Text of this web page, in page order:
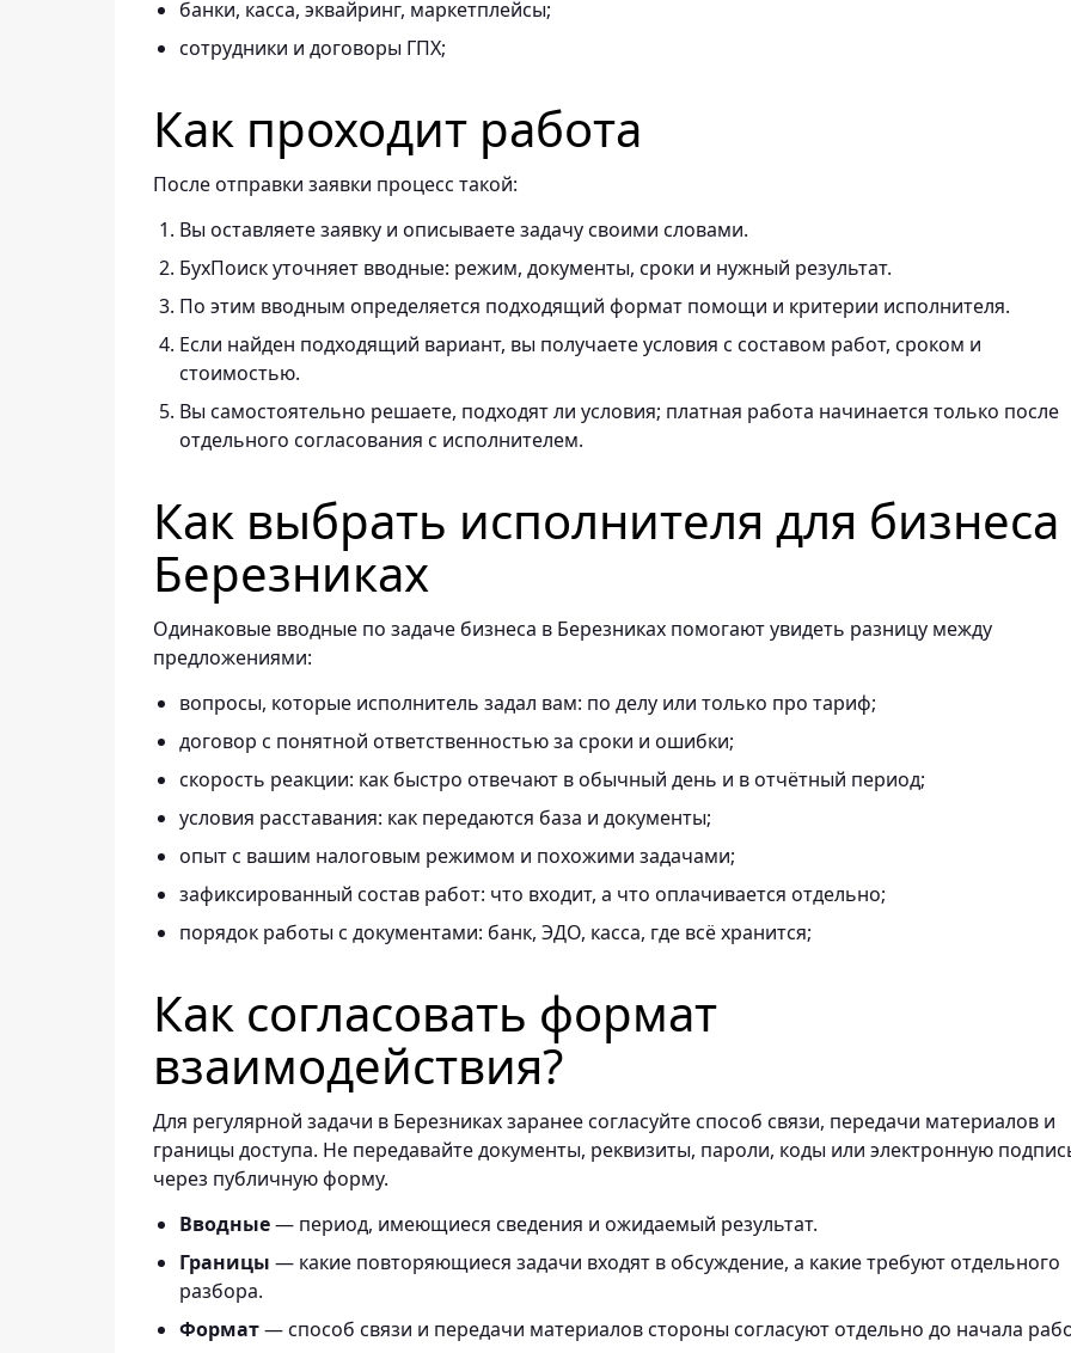
банки, касса, эквайринг, маркетплейсы;
сотрудники и договоры ГПХ;
Как проходит работа
После отправки заявки процесс такой:
Вы оставляете заявку и описываете задачу своими словами.
БухПоиск уточняет вводные: режим, документы, сроки и нужный результат.
По этим вводным определяется подходящий формат помощи и критерии исполнителя.
Если найден подходящий вариант, вы получаете условия с составом работ, сроком и
стоимостью.
Вы самостоятельно решаете, подходят ли условия; платная работа начинается только после
отдельного согласования с исполнителем.
Как выбрать исполнителя для бизнеса
Березниках
Одинаковые вводные по задаче бизнеса в Березниках помогают увидеть разницу между
предложениями:
вопросы, которые исполнитель задал вам: по делу или только про тариф;
договор с понятной ответственностью за сроки и ошибки;
скорость реакции: как быстро отвечают в обычный день и в отчётный период;
условия расставания: как передаются база и документы;
опыт с вашим налоговым режимом и похожими задачами;
зафиксированный состав работ: что входит, а что оплачивается отдельно;
порядок работы с документами: банк, ЭДО, касса, где всё хранится;
Как согласовать формат
взаимодействия?
Для регулярной задачи в Березниках заранее согласуйте способ связи, передачи материалов и
границы доступа. Не передавайте документы, реквизиты, пароли, коды или электронную
через публичную форму.
Вводные— период, имеющиеся сведения и ожидаемый результат.
Границы — какие повторяющиеся задачи входят в обсуждение, а какие требуют отдельного
разбора.
Формат— способ связи и передачи материалов стороны согласуют отдельно до начала